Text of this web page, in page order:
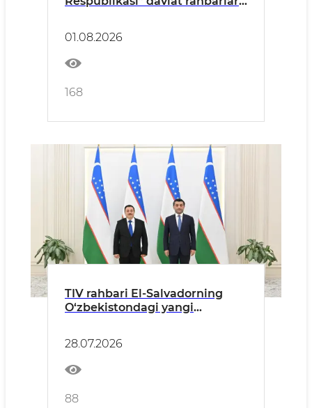
shaxslarning yig‘ilishi Ostona
shahrida bo‘lib o‘tdi
01.08.2026
168
TIV rahbari El-Salvadorning
O‘zbekistondagi yangi
28.07.2026
88